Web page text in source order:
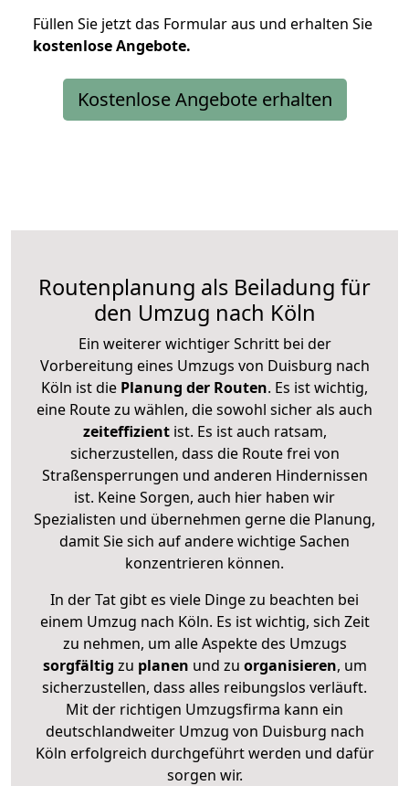
Füllen Sie jetzt das Formular aus und erhalten Sie
kostenloseAngebote.
Kostenlose Angebote erhalten
Routenplanung als Beiladung für
den Umzug nach Köln
Ein weiterer wichtiger Schritt bei der
Vorbereitung eines Umzugs von Duisburg nach
Köln ist die Planung der Routen. Es ist wichtig,
eine Route zu wählen, die sowohl sicher als auch
zeiteffizientist. Es ist auch ratsam,
sicherzustellen, dass die Route frei von
Straßensperrungen und anderen Hindernissen
ist. Keine Sorgen, auch hier haben wir
Spezialisten und übernehmen gerne die Planung,
damit Sie sich auf andere wichtige Sachen
konzentrieren können.
In der Tat gibt es viele Dinge zu beachten bei
einem Umzug nach Köln. Es ist wichtig, sich Zeit
zu nehmen, um alle Aspekte des Umzugs
sorgfältig zu planen und zu organisieren, um
sicherzustellen, dass alles reibungslos verläuft.
Mit der richtigen Umzugsfirma kann ein
deutschlandweiter Umzug von Duisburg nach
Köln erfolgreich durchgeführt werden und dafür
sorgen wir.